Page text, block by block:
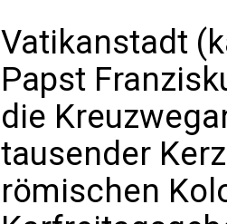
Vatikanstadt
Papst
die
tausender
römischen